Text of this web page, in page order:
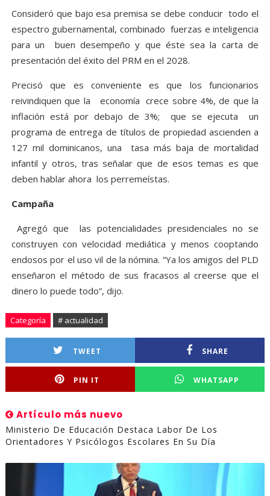
Consideró que bajo esa premisa se debe conducir todo el
espectro gubernamental, combinado fuerzas e inteligencia
para un buen desempeño y que éste sea la carta de
presentación del éxito del PRM en el 2028.
Precisó que es conveniente es que los funcionarios
reivindiquen que la economía crece sobre 4%, de que la
inflación está por debajo de 3%; que se ejecuta un
programa de entrega de títulos de propiedad ascienden a
127 mil dominicanos, una tasa más baja de mortalidad
infantil y otros, tras señalar que de esos temas es que
deben hablar ahora los perremeístas.
Campaña
Agregó que las potencialidades presidenciales no se
construyen con velocidad mediática y menos cooptando
endosos por el uso vil de la nómina. “Ya los amigos del PLD
enseñaron el método de sus fracasos al creerse que el
dinero lo puede todo”, dijo.
Categoría # actualidad
TWEET SHARE
PIN IT WHATSAPP
Artículo más nuevo
Ministerio De Educación Destaca Labor De Los
Orientadores Y Psicólogos Escolares En Su Día